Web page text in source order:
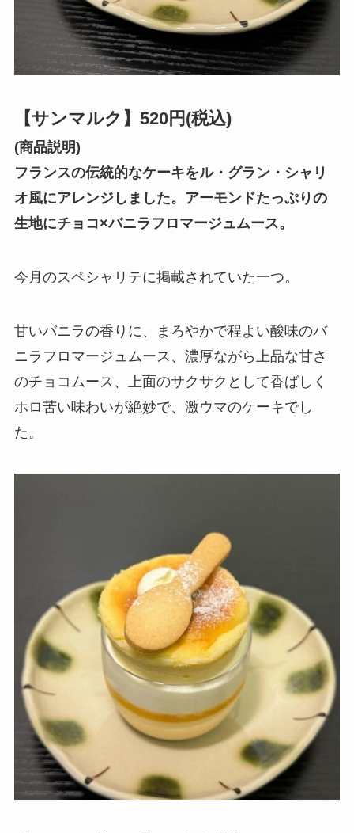
【サンマルク】520円(税込)
(商品説明)
フランスの伝統的なケーキをル・グラン・シャリ
オ風にアレンジしました。アーモンドたっぷりの
生地にチョコ×バニラフロマージュムース。
今月のスペシャリテに掲載されていた一つ。
甘いバニラの香りに、まろやかで程よい酸味のバ
ニラフロマージュムース、濃厚ながら上品な甘さ
のチョコムース、上面のサクサクとして香ばしく
ホロ苦い味わいが絶妙で、激ウマのケーキでし
た。